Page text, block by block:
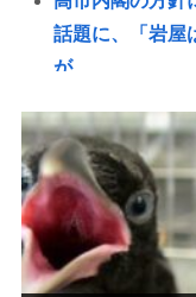
話題に、「岩屋
が……
む若者「大人に
い」EX
昔のおまいら「
や！」👈この風
【悲報】3大バ